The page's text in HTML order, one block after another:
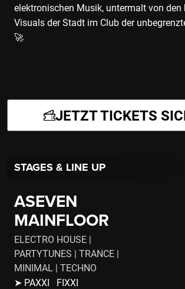
elektronischen Musik, untermalt von den
Visuals der Stadt im Club der
🚀
JETZT TICKETS
STAGES & LINE UP
ASEVEN
MAINFLOOR
ELECTRO HOUSE |
PARTYTUNES | TRANCE |
MINIMAL | TECHNO
➤ PAXXI FIXXI